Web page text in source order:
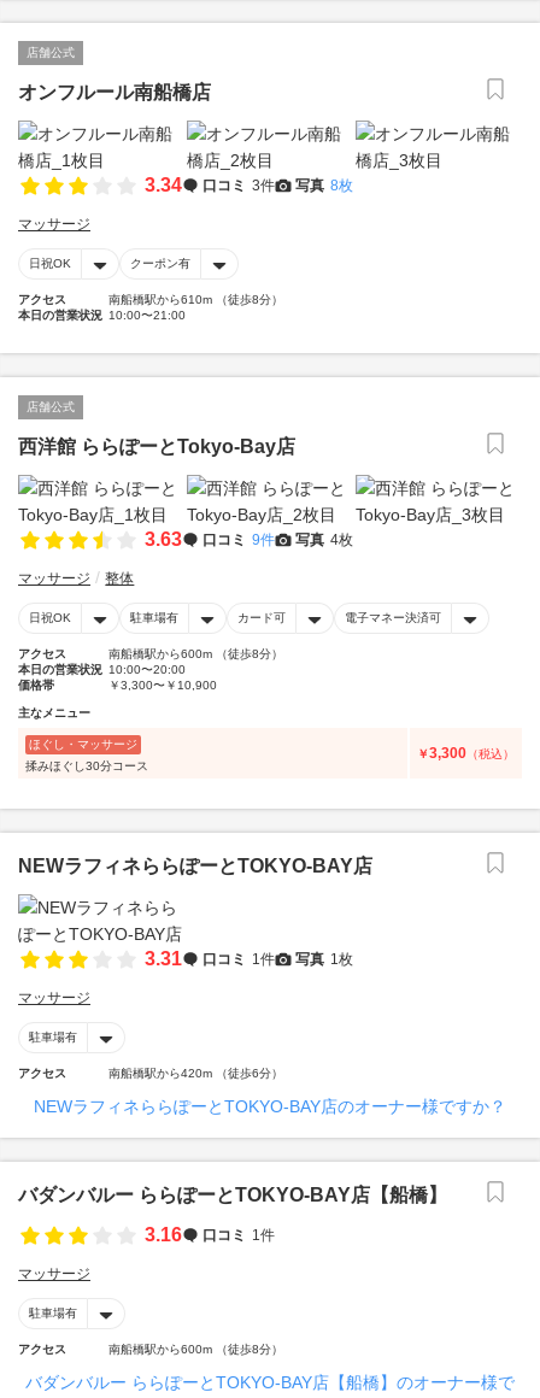
店舗公式
オンフルール南船橋店
3.34 口コミ 3件 写真 8枚
マッサージ
日祝OK クーポン有
アクセス
南船橋駅から610m （徒歩8分）
本日の営業状況 10:00〜21:00
店舗公式
西洋館 ららぽーとTokyo-Bay店
3.63 口コミ 9件 写真 4枚
マッサージ 整体
日祝OK 駐車場有 カード可 電子マネー決済可
アクセス
南船橋駅から600m （徒歩8分）
本日の営業状況 10:00〜20:00
価格帯
￥3,300〜￥10,900
主なメニュー
ほぐし・マッサージ
揉みほぐし30分コース
￥3,300 （税込）
NEWラフィネららぽーとTOKYO‐BAY店
3.31 口コミ 1件 写真 1枚
マッサージ
駐車場有
アクセス 南船橋駅から420m （徒歩6分）
NEWラフィネららぽーとTOKYO‐BAY店のオーナー様ですか？
バダンバルー ららぽーとTOKYO-BAY店【船橋】
3.16
口コミ 1件
マッサージ
駐車場有
アクセス 南船橋駅から600m （徒歩8分）
バダンバルー ららぽーとTOKYO-BAY店【船橋】のオーナー様で